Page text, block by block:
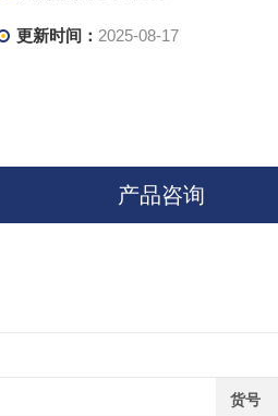
更新时间： 2025-08-17
产品咨询
货号